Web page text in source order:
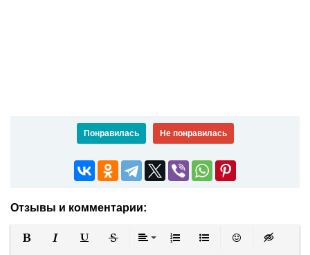
Понравилась Не понравилась
Отзывы и комментарии: